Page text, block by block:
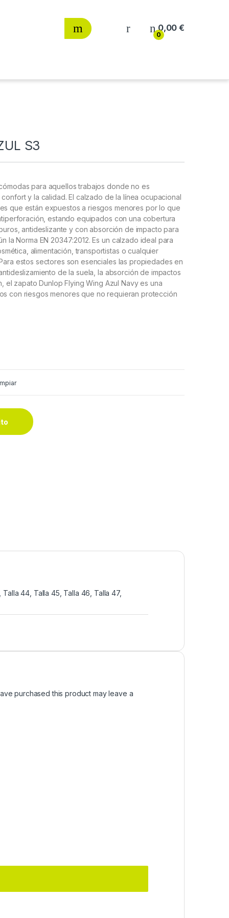
0
0,00€
S3
para aquellos trabajos donde no es
y la calidad. El calzado de la línea ocupacional
que están expuestos a riesgos menores por lo que
estando equipados con una cobertura
antideslizante y con absorción de impacto para
Norma EN 20347:2012. Es un calzado ideal para
alimentación, transportistas o cualquier
estos sectores son esenciales las propiedades en
de la suela, la absorción de impactos
el zapato Dunlop Flying Wing Azul Navy es una
con riesgos menores que no requieran protección
44, Talla 45, Talla 46, Talla 47,
purchased this product may leave a